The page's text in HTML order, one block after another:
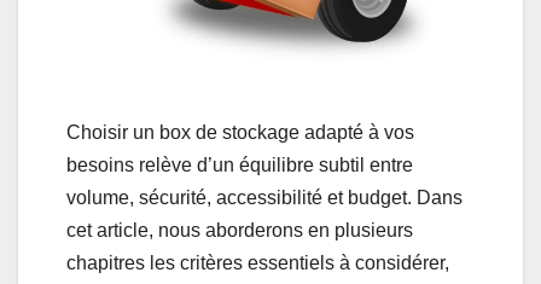
Choisir un box de stockage adapté à vos
besoins relève d’un équilibre subtil entre
volume, sécurité, accessibilité et budget. Dans
cet article, nous aborderons en plusieurs
chapitres les critères essentiels à considérer,